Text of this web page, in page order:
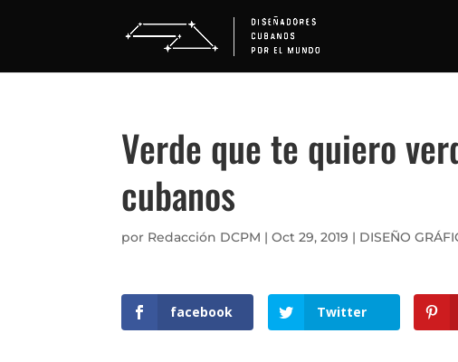
Verde que te quiero
cubanos
por Redacción DCPM |Oct 29, 2019 | DISEÑO
facebook Twitter